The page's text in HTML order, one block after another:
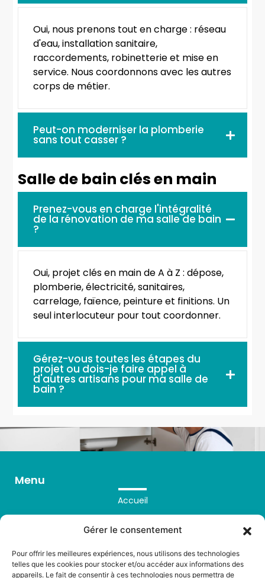
Gérer le consentement
Pour offrir les meilleures expériences, nous utilisons des technologies
telles que les cookies pour stocker et/ou accéder aux informations des
appareils. Le fait de consentir à ces technologies nous permettra de
Oui, nous prenons tout en charge : réseau
d'eau, installation sanitaire,
raccordements, robinetterie et mise en
service. Nous coordonnons avec les autres
corps de métier.
Peut-on moderniser la plomberie
sans tout casser ?
Salle de bain clés en main
Prenez-vous en charge l'intégralité
de la rénovation de ma salle de bain
?
Oui, projet clés en main de A à Z : dépose,
plomberie, électricité, sanitaires,
carrelage, faïence, peinture et finitions. Un
seul interlocuteur pour tout coordonner.
Gérez-vous toutes les étapes du
projet ou dois-je faire appel à
d'autres artisans pour ma salle de
bain ?
Menu
Accueil
FAQ